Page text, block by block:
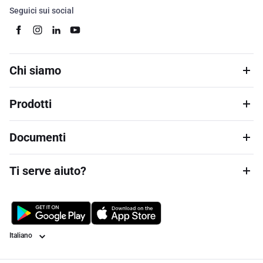
Seguici sui social
Chi siamo
Prodotti
Documenti
Ti serve aiuto?
Lingua